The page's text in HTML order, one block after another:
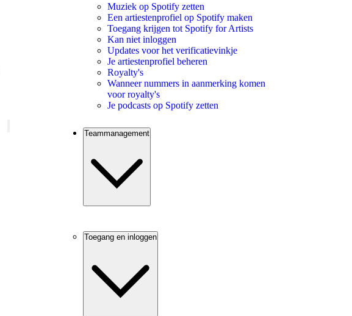
Muziek op Spotify zetten
Een artiestenprofiel op Spotify maken
Toegang krijgen tot Spotify for Artists
Kan niet inloggen
Updates voor het verificatievinkje
Je artiestenprofiel beheren
Royalty's
Wanneer nummers in aanmerking komen
voor royalty's
Je podcasts op Spotify zetten
Teammanagement
Toegang en inloggen